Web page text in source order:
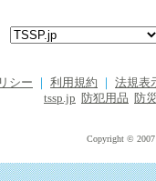
シー 利用規約
法規表
tssp.jp
防犯用品 防
Copyright © 2007